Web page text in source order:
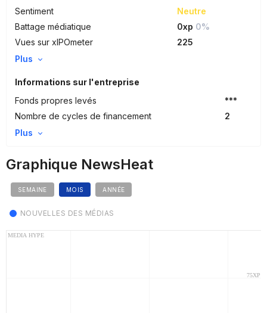
Sentiment
Neutre
Battage médiatique
0xp 0%
Vues sur xIPOmeter
225
Plus
Informations sur l'entreprise
Fonds propres levés
***
Nombre de cycles de financement
2
Plus
Graphique NewsHeat
SEMAINE MOIS ANNÉE
NOUVELLES DES MÉDIAS